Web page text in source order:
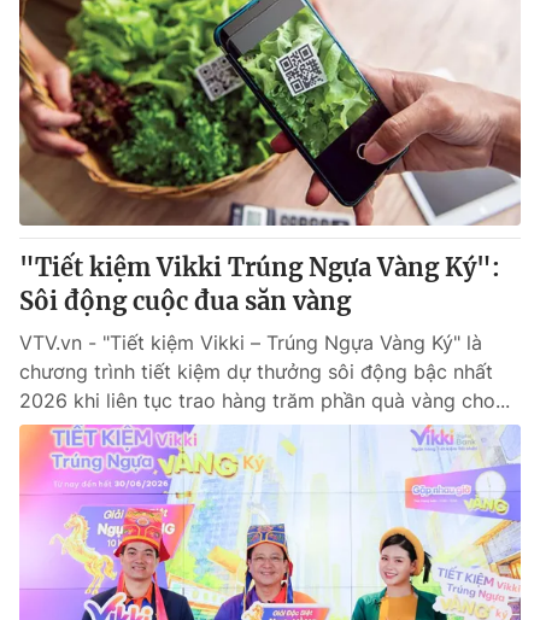
thuận bằng văn bản. Ghi rõ nguồn VTV.vn khi phát hành lại
thông tin từ website này.
"Tiết kiệm Vikki Trúng Ngựa Vàng Ký":
Sôi động cuộc đua săn vàng
VTV.vn - "Tiết kiệm Vikki – Trúng Ngựa Vàng Ký" là
chương trình tiết kiệm dự thưởng sôi động bậc nhất
2026 khi liên tục trao hàng trăm phần quà vàng cho...